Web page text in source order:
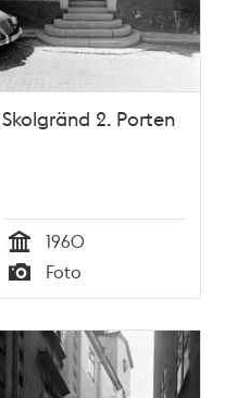
Skolgränd 2. Porten
Tid
1960
Typ
Foto